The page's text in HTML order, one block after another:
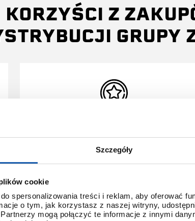
Szczegóły
cookie
spersonalizowania treści i reklam, aby oferować
o tym, jak korzystasz z naszej witryny,
mogą połączyć te informacje z innymi
KORZYŚCI Z
GRUPY
3 + 3 LATA GWARANCJI
Standardowa gwarancja ulega
przedłużeniu o kolejne 3 lata na
kupujący dokona wpłaty w
terminie do 30 dni od daty
zakupu.